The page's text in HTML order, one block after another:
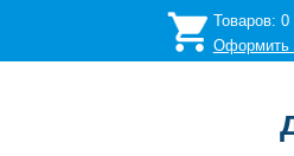
Товаров: 0
Оформить